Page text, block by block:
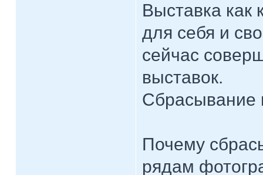
Выставка как
для себя и
сейчас
выставок.
Сбрасывание
Почему
рядам